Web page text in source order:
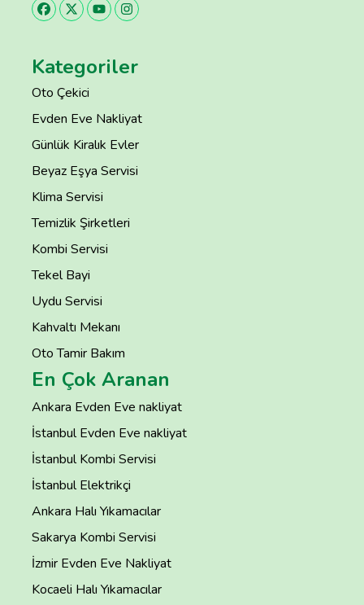
Kategoriler
Oto Çekici
Evden Eve Nakliyat
Günlük Kiralık Evler
Beyaz Eşya Servisi
Klima Servisi
Temizlik Şirketleri
Kombi Servisi
Tekel Bayi
Uydu Servisi
Kahvaltı Mekanı
Oto Tamir Bakım
En Çok Aranan
Ankara Evden Eve nakliyat
İstanbul Evden Eve nakliyat
İstanbul Kombi Servisi
İstanbul Elektrikçi
Ankara Halı Yıkamacılar
Sakarya Kombi Servisi
İzmir Evden Eve Nakliyat
Kocaeli Halı Yıkamacılar